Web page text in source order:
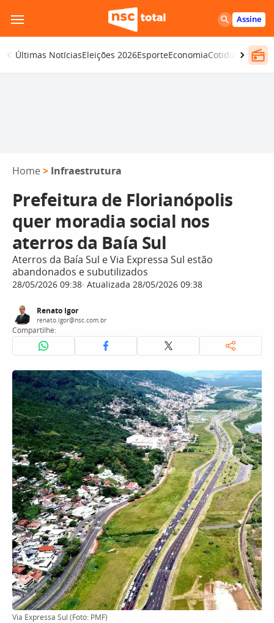
para
o
conteúdo
Assine
Últimas NotíciasEleições 2026EsporteEconomiaCotidiano
Home > Infraestrutura
Prefeitura de Florianópolis
quer moradia social nos
aterros da Baía Sul
Aterros da Baía Sul e Via Expressa Sul estão
abandonados e subutilizados
28/05/2026 09:38 Atualizada 28/05/2026 09:38
Renato Igor
renato.igor@nsc.com.br
Compartilhe:
Via Expressa Sul (Foto: PMF)